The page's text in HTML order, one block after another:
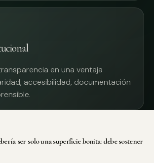
en una ventaja
accesibilidad, documentación
ser solo una superficie bonita: debe sostener